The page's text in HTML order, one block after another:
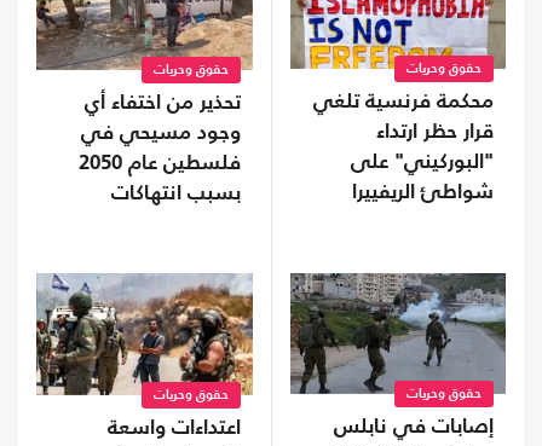
حقوق وحريات
محكمة فرنسية تلغي
قرار حظر ارتداء
"البوركيني" على
شواطئ الريفييرا
حقوق وحريات
تحذير من اختفاء أي
وجود مسيحي في
فلسطين عام 2050
بسبب انتهاكات
حقوق وحريات
إصابات في نابلس
حقوق وحريات
اعتداءات واسعة